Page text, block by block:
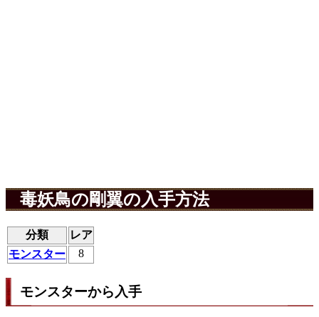
毒妖鳥の剛翼の入手方法
分類
レア
モンスター
8
モンスターから入手